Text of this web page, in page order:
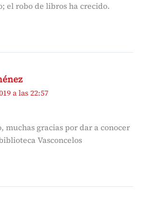
el robo de libros ha crecido.
a las 22:57
muchas gracias por dar a conocer
Vasconcelos